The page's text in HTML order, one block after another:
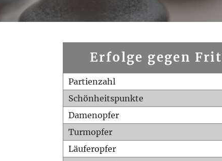
Erfolge gegen
Partienzahl
Schönheitspunkte
Damenopfer
Turmopfer
Läuferopfer